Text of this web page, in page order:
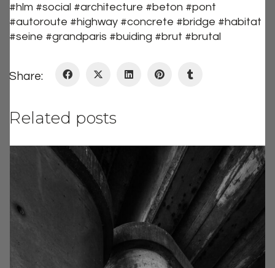
#hlm #social #architecture #beton #pont
#autoroute #highway #concrete #bridge #habitat
#seine #grandparis #buiding #brut #brutal
Share:
Related posts